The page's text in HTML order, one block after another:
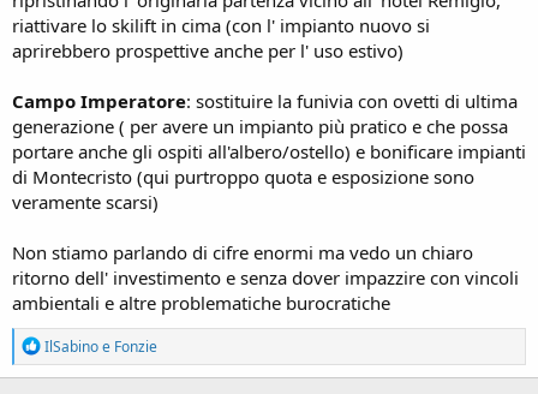
riattivare lo skilift in cima (con l' impianto nuovo si
aprirebbero prospettive anche per l' uso estivo)
Campo Imperatore: sostituire la funivia con ovetti di ultima
generazione ( per avere un impianto più pratico e che possa
portare anche gli ospiti all'albero/ostello) e bonificare impianti
di Montecristo (qui purtroppo quota e esposizione sono
veramente scarsi)
Non stiamo parlando di cifre enormi ma vedo un chiaro
ritorno dell' investimento e senza dover impazzire con vincoli
ambientali e altre problematiche burocratiche
R
e
a
IlSabinoe Fonzie